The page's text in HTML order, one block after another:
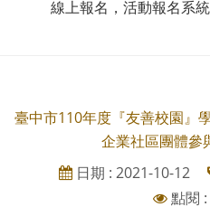
線上報名，活動報名系
臺中市110年度『友善校園』
企業社區團體參
日期 : 2021-10-12
點閱